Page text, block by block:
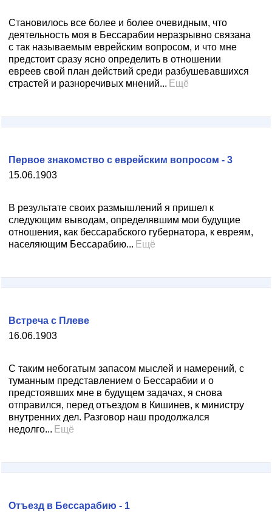
Становилось все более и более очевидным, что
деятельность моя в Бессарабии неразрывно связана
с так называемым еврейским вопросом, и что мне
предстоит сразу ясно определить в отношении
евреев свой план действий среди разбушевавшихся
страстей и разноречивых мнений... Ещё
15.06.1903
Первое знакомство с еврейским вопросом - 3
В результате своих размышлений я пришел к
следующим выводам, определявшим мои будущие
отношения, как бессарабского губернатора, к евреям,
населяющим Бессарабию... Ещё
16.06.1903
Встреча с Плеве
С таким небогатым запасом мыслей и намерений, с
туманным представлением о Бессарабии и о
предстоявших мне в будущем задачах, я снова
отправился, перед отъездом в Кишинев, к министру
внутренних дел. Разговор наш продолжался
недолго... Ещё
Отъезд в Бессарабию - 1